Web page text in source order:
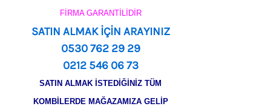
FİRMA GARANTİLİDİR
SATIN ALMAK İÇİN ARAYINIZ
0530 762 29 29
0212 546 06 73
SATIN ALMAK İSTEDİĞİNİZ TÜM
KOMBİLERDE MAĞAZAMIZA GELİP